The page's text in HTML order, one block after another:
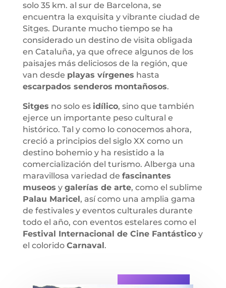
solo 35 km. al sur de Barcelona, se
encuentra la exquisita y vibrante ciudad de
Sitges. Durante mucho tiempo se ha
considerado un destino de visita obligada
en Cataluña, ya que ofrece algunos de los
paisajes más deliciosos de la región, que
van desde playas vírgenes hasta
escarpados senderos montañosos.
Sitges no solo es idílico, sino que también
ejerce un importante peso cultural e
histórico. Tal y como lo conocemos ahora,
creció a principios del siglo XX como un
destino bohemio y ha resistido a la
comercialización del turismo. Alberga una
maravillosa variedad de fascinantes
museos y galerías de arte, como el sublime
Palau Maricel , así como una amplia gama
de festivales y eventos culturales durante
todo el año, con eventos estelares como el
Festival Internacional de Cine Fantásticoy
el colorido Carnaval .